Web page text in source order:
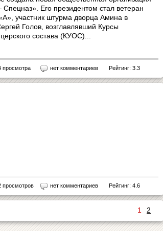
Его президентом стал ветеран
участник штурма дворца Амина в
Голов, возглавлявший Курсы
состава (КУОС)...
просмотра нет комментариев Рейтинг: 3.3
просмотров нет комментариев Рейтинг: 4.6
1 2